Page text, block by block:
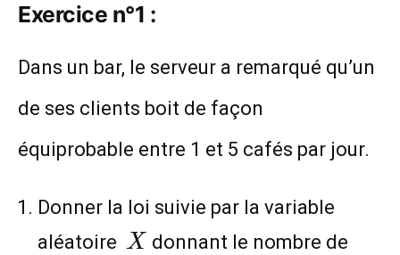
Exercice n°1 :
Dans un bar, le serveur a remarqué qu’un
de ses clients boit de façon
équiprobable entre 1 et 5 cafés par jour.
Donner la loi suivie par la variable
aléatoire
X
X donnant le nombre de